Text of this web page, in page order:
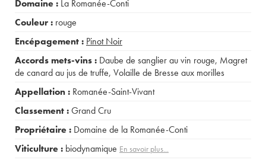
Domaine : La Romanée-Conti
Couleur : rouge
Encépagement : Pinot Noir
Accords mets-vins : Daube de sanglier au vin rouge, Magret
de canard au jus de truffe, Volaille de Bresse aux morilles
Appellation : Romanée-Saint-Vivant
Classement :Grand Cru
Propriétaire : Domaine de la Romanée-Conti
Viticulture : biodynamique En savoir plus...